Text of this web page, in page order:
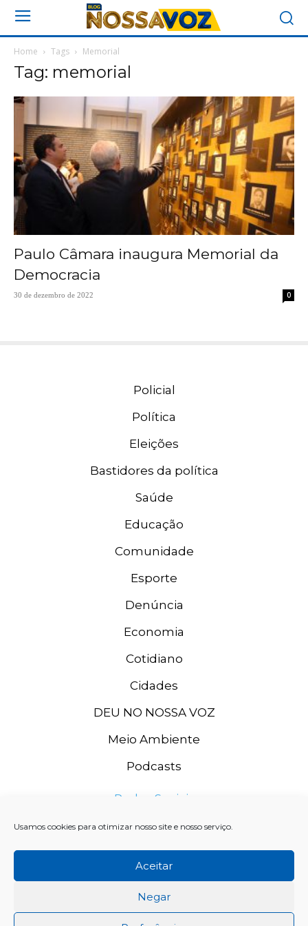
Usamos cookies para otimizar nosso site e nosso serviço.
Aceitar
Negar
Home Tags Memorial
Tag: memorial
Paulo Câmara inaugura Memorial da
Democracia
30 de dezembro de 2022 0
Policial
Política
Eleições
Bastidores da política
Saúde
Educação
Comunidade
Esporte
Denúncia
Economia
Cotidiano
Cidades
DEU NO NOSSA VOZ
Meio Ambiente
Podcasts
Redes Sociais